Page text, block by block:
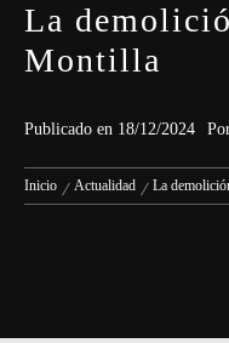
La
Montilla
Publicado en 18/12/2024
Inicio Actualidad La